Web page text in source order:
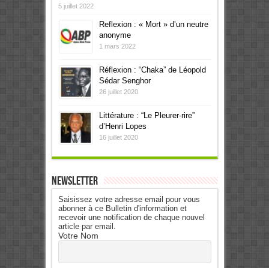
5 juillet 2022
Reflexion : « Mort » d’un neutre
anonyme
1 mars 2022
Réflexion : “Chaka” de Léopold
Sédar Senghor
26 juillet 2020
Littérature : “Le Pleurer-rire”
d’Henri Lopes
16 juillet 2020
Newsletter
Saisissez votre adresse email pour vous
abonner à ce Bulletin d'information et
recevoir une notification de chaque nouvel
article par email.
Votre Nom